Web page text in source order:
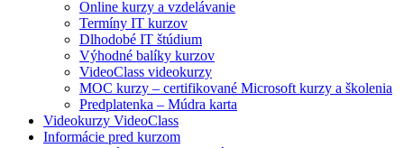
Online kurzy a vzdelávanie
Termíny IT kurzov
Dlhodobé IT štúdium
Výhodné balíky kurzov
VideoClass videokurzy
MOC kurzy – certifikované Microsoft kurzy a školenia
Predplatenka – Múdra karta
Videokurzy VideoClass
Informácie pred kurzom